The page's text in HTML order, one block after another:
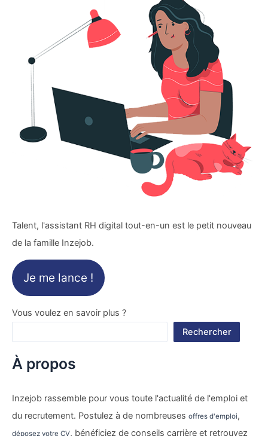
Talent, l'assistant RH digital tout-en-un est le petit nouveau
de la famille Inzejob.
Je me lance !
Vous voulez en savoir plus ?
Rechercher
À propos
Inzejob rassemble pour vous toute l'actualité de l'emploi et
du recrutement. Postulez à de nombreuses offres d'emploi,
déposez votre CV, bénéficiez de conseils carrière et retrouvez